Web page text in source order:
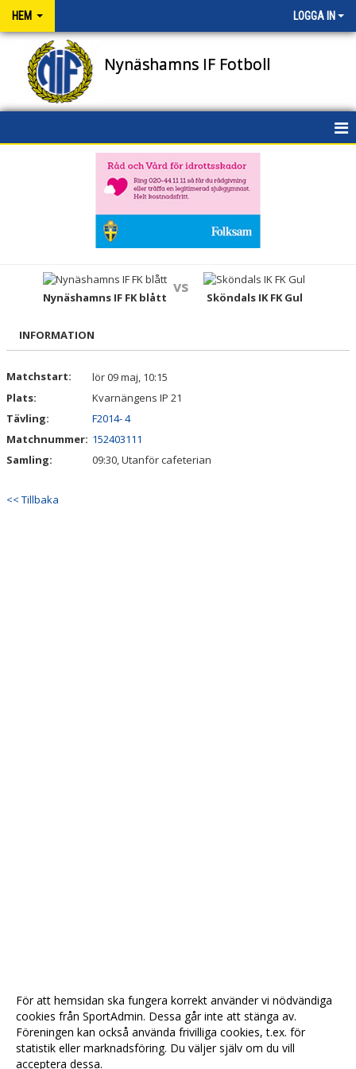
HEM LOGGA IN
Nynäshamns IF Fotboll
NIFENS FOND
KALENDER
MATCHER
CUPER
WEBBSHOP
Nynäshamns IF FK blått
vs
Sköndals IK FK Gul
INFORMATION
Matchstart:
lör 09 maj, 10:15
Plats:
Kvarnängens IP 21
Tävling:
F2014- 4
Matchnummer: 152403111
Samling:
09:30, Utanför cafeterian
<< Tillbaka
För att hemsidan ska fungera korrekt använder vi nödvändiga
cookies från SportAdmin. Dessa går inte att stänga av.
Föreningen kan också använda frivilliga cookies, t.ex. för
statistik eller marknadsföring. Du väljer själv om du vill
acceptera dessa.